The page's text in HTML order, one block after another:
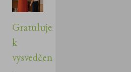
Gratulujeme
k
vysvedčeniu!